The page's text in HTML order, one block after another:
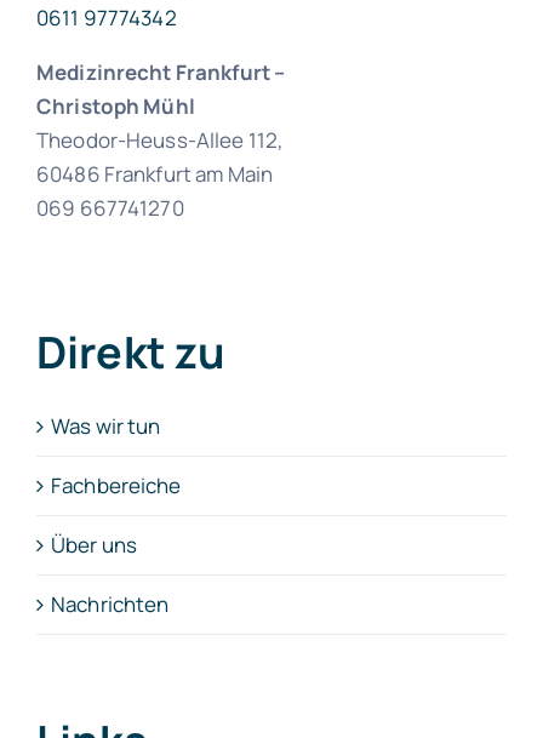
0611 97774342
Medizinrecht Frankfurt–
Christoph Mühl
Theodor-Heuss-Allee 112,
60486 Frankfurt am Main
069 667741270
Direkt zu
Was wir tun
Fachbereiche
Über uns
Nachrichten